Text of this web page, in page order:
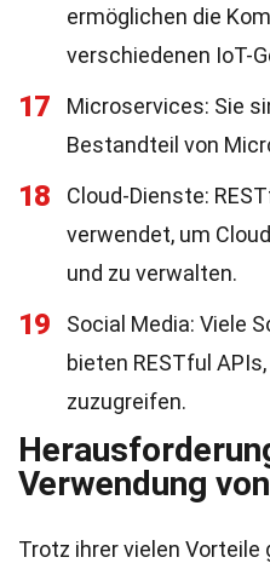
ermöglichen die
verschiedenen IoT-
17
Microservices: Sie
Bestandteil von
18
Cloud-Dienste:
verwendet, um
und zu verwalten.
19
Social Media: Viele
bieten RESTful
zuzugreifen.
Verwendung
Trotz ihrer vielen Vorteile